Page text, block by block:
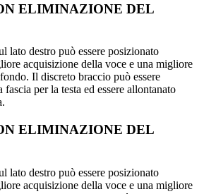
ELIMINAZIONE DEL
lato destro può essere posizionato
acquisizione della voce e una migliore
Il discreto braccio può essere
per la testa ed essere allontanato
ELIMINAZIONE DEL
lato destro può essere posizionato
acquisizione della voce e una migliore